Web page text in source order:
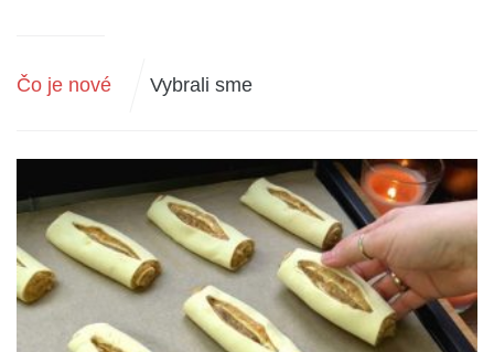
Čo je nové Vybrali sme